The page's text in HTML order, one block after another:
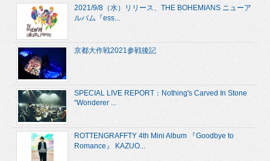
2021/9/8（水）リリース、THE BOHEMIANS ニューア
ルバム『ess...
京都大作戦2021参戦後記
SPECIAL LIVE REPORT：Nothing's Carved In Stone
“Wonderer ...
ROTTENGRAFFTY 4th Mini Album 『Goodbye to
Romance』 KAZUO...